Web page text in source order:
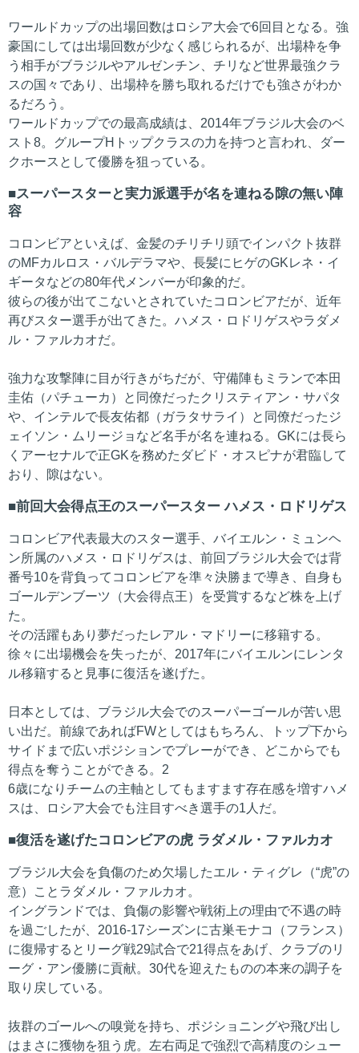
ワールドカップの出場回数はロシア大会で6回目となる。強
豪国にしては出場回数が少なく感じられるが、出場枠を争
う相手がブラジルやアルゼンチン、チリなど世界最強クラ
スの国々であり、出場枠を勝ち取れるだけでも強さがわか
るだろう。
ワールドカップでの最高成績は、2014年ブラジル大会のベ
スト8。グループHトップクラスの力を持つと言われ、ダー
クホースとして優勝を狙っている。
スーパースターと実力派選手が名を連ねる隙の無い陣
容
コロンビアといえば、金髪のチリチリ頭でインパクト抜群
のMFカルロス・バルデラマや、長髪にヒゲのGKレネ・イ
ギータなどの80年代メンバーが印象的だ。
彼らの後が出てこないとされていたコロンビアだが、近年
再びスター選手が出てきた。ハメス・ロドリゲスやラダメ
ル・ファルカオだ。
強力な攻撃陣に目が行きがちだが、守備陣もミランで本田
圭佑（パチューカ）と同僚だったクリスティアン・サパタ
や、インテルで長友佑都（ガラタサライ）と同僚だったジ
ェイソン・ムリージョなど名手が名を連ねる。GKには長ら
くアーセナルで正GKを務めたダビド・オスピナが君臨して
おり、隙はない。
前回大会得点王のスーパースター ハメス・ロドリゲス
コロンビア代表最大のスター選手、バイエルン・ミュンヘ
ン所属のハメス・ロドリゲスは、前回ブラジル大会では背
番号10を背負ってコロンビアを準々決勝まで導き、自身も
ゴールデンブーツ（大会得点王）を受賞するなど株を上げ
た。
その活躍もあり夢だったレアル・マドリーに移籍する。
徐々に出場機会を失ったが、2017年にバイエルンにレンタ
ル移籍すると見事に復活を遂げた。
日本としては、ブラジル大会でのスーパーゴールが苦い思
い出だ。前線であればFWとしてはもちろん、トップ下から
サイドまで広いポジションでプレーができ、どこからでも
得点を奪うことができる。2
6歳になりチームの主軸としてもますます存在感を増すハメ
スは、ロシア大会でも注目すべき選手の1人だ。
復活を遂げたコロンビアの虎 ラダメル・ファルカオ
ブラジル大会を負傷のため欠場したエル・ティグレ（“虎”の
意）ことラダメル・ファルカオ。
イングランドでは、負傷の影響や戦術上の理由で不遇の時
を過ごしたが、2016-17シーズンに古巣モナコ（フランス）
に復帰するとリーグ戦29試合で21得点をあげ、クラブのリ
ーグ・アン優勝に貢献。30代を迎えたものの本来の調子を
取り戻している。
抜群のゴールへの嗅覚を持ち、ポジショニングや飛び出し
はまさに獲物を狙う虎。左右両足で強烈で高精度のシュー